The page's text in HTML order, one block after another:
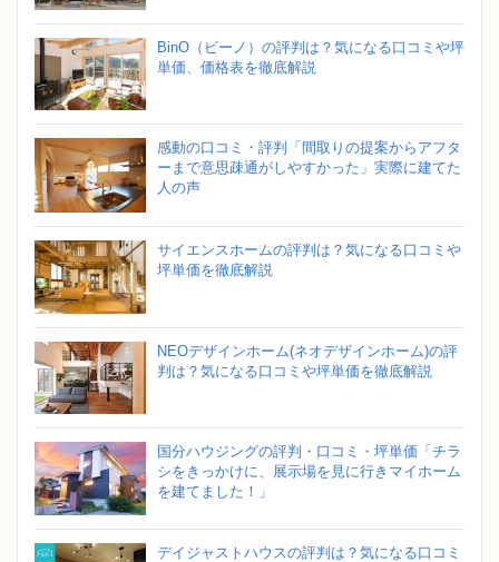
BinO（ビーノ）の評判は？気になる口コミや坪
単価、価格表を徹底解説
感動の口コミ・評判「間取りの提案からアフタ
ーまで意思疎通がしやすかった」実際に建てた
人の声
サイエンスホームの評判は？気になる口コミや
坪単価を徹底解説
NEOデザインホーム(ネオデザインホーム)の評
判は？気になる口コミや坪単価を徹底解説
国分ハウジングの評判・口コミ・坪単価「チラ
シをきっかけに、展示場を見に行きマイホーム
を建てました！」
デイジャストハウスの評判は？気になる口コミ